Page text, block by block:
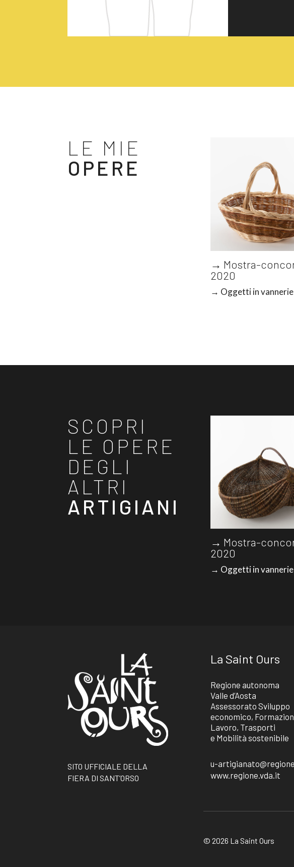
LE MIE
OPERE
→ Mostra-
2020
→ Oggetti in vannerie
SCOPRI
LE OPERE
DEGLI
ALTRI
ARTIGIANI
→ Mostra-
2020
→ Oggetti in vannerie
SITO UFFICIALE DELLA
FIERA DI SANT’ORSO
La Saint Ours
Regione autonoma
Valle d’Aosta
Assessorato Sviluppo
economico,
Lavoro, Trasporti
e Mobilità sostenibile
u-
www.regione.vda.it
© 2026 La Saint Ours